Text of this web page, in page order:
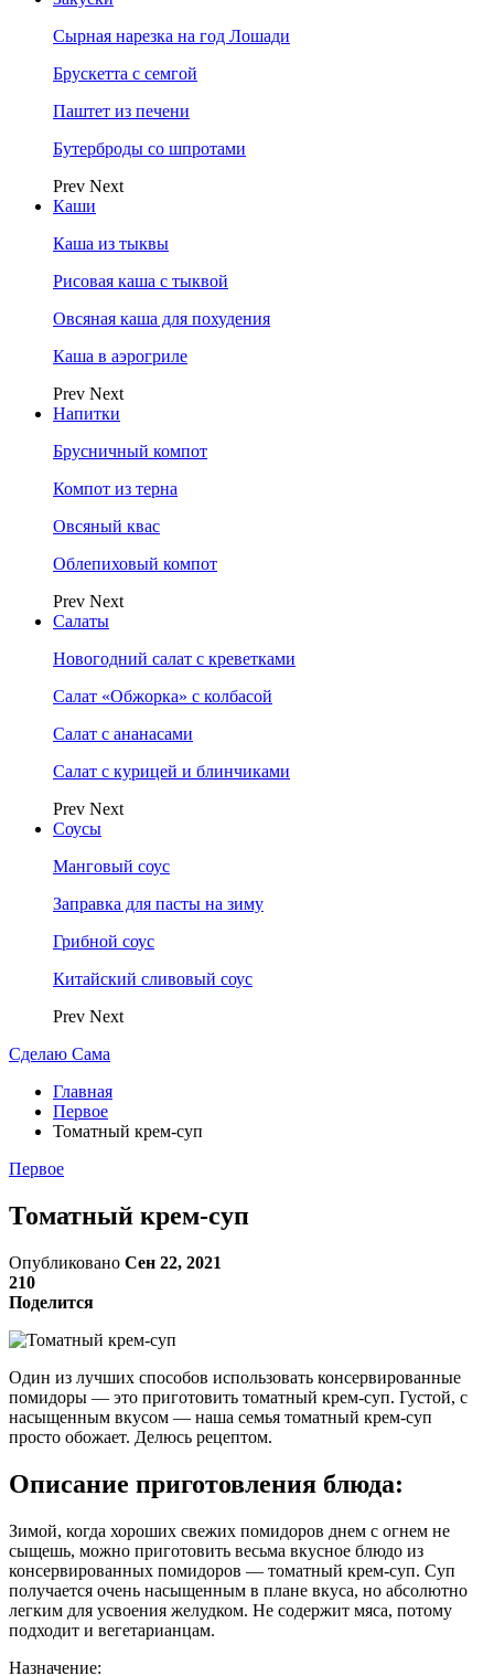
Сырная нарезка на год Лошади
Брускетта с семгой
Паштет из печени
Бутерброды со шпротами
Prev Next
Каши
Каша из тыквы
Рисовая каша с тыквой
Овсяная каша для похудения
Каша в аэрогриле
Prev Next
Напитки
Брусничный компот
Компот из терна
Овсяный квас
Облепиховый компот
Prev Next
Салаты
Новогодний салат с креветками
Салат «Обжорка» с колбасой
Салат с ананасами
Салат с курицей и блинчиками
Prev Next
Соусы
Манговый соус
Заправка для пасты на зиму
Грибной соус
Китайский сливовый соус
Prev Next
Сделаю Сама
Главная
Первое
Томатный крем-суп
Первое
Томатный крем-суп
Опубликовано Сен 22, 2021
210
Поделится
Один из лучших способов использовать консервированные
помидоры — это приготовить томатный крем-суп. Густой, с
насыщенным вкусом — наша семья томатный крем-суп
просто обожает. Делюсь рецептом.
Описание приготовления блюда:
Зимой, когда хороших свежих помидоров днем с огнем не
сыщешь, можно приготовить весьма вкусное блюдо из
консервированных помидоров — томатный крем-суп. Суп
получается очень насыщенным в плане вкуса, но абсолютно
легким для усвоения желудком. Не содержит мяса, потому
подходит и вегетарианцам.
Назначение: